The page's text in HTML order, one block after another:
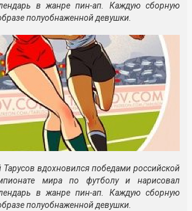
в жанре пин-ап. Каждую сборную
полуобнаженной девушки.
вдохновился победами российской
мира по футболу и нарисовал
в жанре пин-ап. Каждую сборную
полуобнаженной девушки.